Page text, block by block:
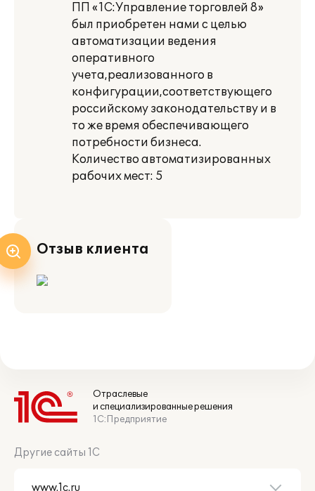
ПП «1С:Управление торговлей 8»
был приобретен нами с целью
автоматизации ведения
оперативного
учета,реализованного в
конфигурации,соответствующего
российскому законодательству и в
то же время обеспечивающего
потребности бизнеса.
Количество автоматизированных
рабочих мест: 5
Отзыв клиента
Отраслевые
и специализированные решения
1С:Предприятие
Другие сайты 1С